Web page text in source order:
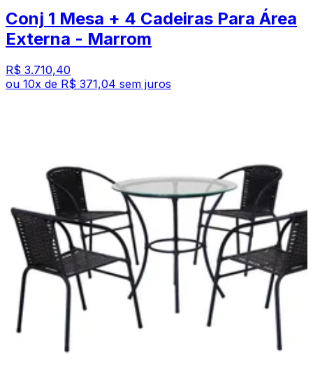
Conj 1 Mesa + 4 Cadeiras Para Área
Externa - Marrom
R$ 3.710,40
ou 10x de R$ 371,04 sem juros